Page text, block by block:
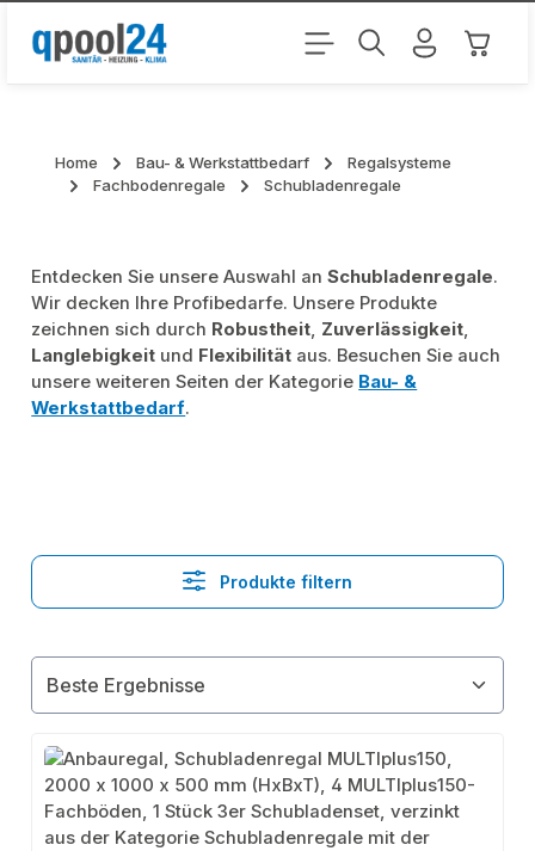
Zum Hauptinhalt springen
Home Bau- & Werkstattbedarf
Regalsysteme
Fachbodenregale
Schubladenregale
Entdecken Sie unsere Auswahl anSchubladenregale.
Wir decken Ihre Profibedarfe. Unsere Produkte
zeichnen sich durch Robustheit, Zuverlässigkeit,
Langlebigkeit und Flexibilität aus. Besuchen Sie auch
unsere weiteren Seiten der Kategorie Bau- &
Werkstattbedarf.
Produkte filtern